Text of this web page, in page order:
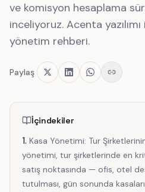
ve komisyon hesaplama
inceliyoruz. Acenta
yönetim rehberi.
Paylaş
İçindekiler
Kasa Yönetimi: Tur
yönetimi, tur şirketlerinde en
satış noktasında — ofis, otel
tutulması, gün sonunda